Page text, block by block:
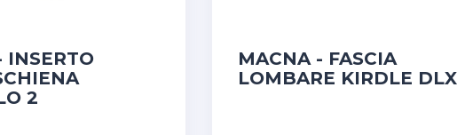
INSERTO
2
MACNA - FASCIA
LOMBARE KIRDLE DLX